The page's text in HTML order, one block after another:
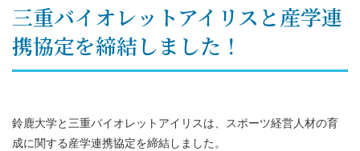
三重バイオレットアイリスと産学連
携協定を締結しました！
鈴鹿大学と三重バイオレットアイリスは、スポーツ経営人材の育
成に関する産学連携協定を締結しました。